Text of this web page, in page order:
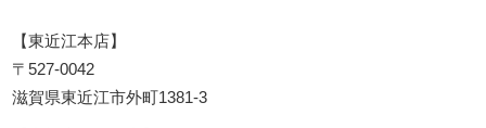
【東近江本店】
〒527-0042
滋賀県東近江市外町1381-3